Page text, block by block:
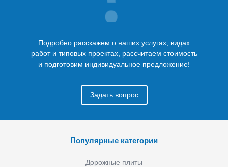
Подробно расскажем о наших услугах, видах
работ и типовых проектах, рассчитаем стоимость
и подготовим индивидуальное предложение!
Задать вопрос
Популярные категории
Дорожные плиты